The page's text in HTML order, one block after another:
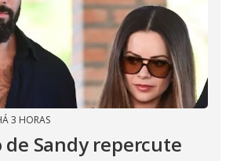
3 HORAS
de Sandy repercute